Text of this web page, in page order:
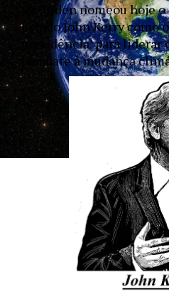
Joe Biden nomeou hoje
Estado John Kerry como o
presidência’ para liderar
combate à mudança